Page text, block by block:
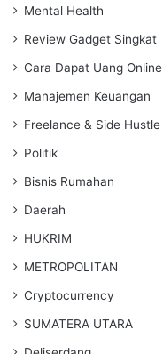
Mental Health
Review Gadget Singkat
Cara Dapat Uang Online
Manajemen Keuangan
Freelance & Side Hustle
Politik
Bisnis Rumahan
Daerah
HUKRIM
METROPOLITAN
Cryptocurrency
SUMATERA UTARA